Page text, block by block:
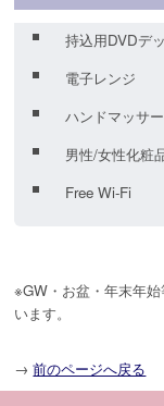
持込用DVDデ
電子レンジ
ハンドマッサ
男性/女性化粧
Free Wi-Fi
※GW・お盆・年末年
います。
→ 前のページへ戻る